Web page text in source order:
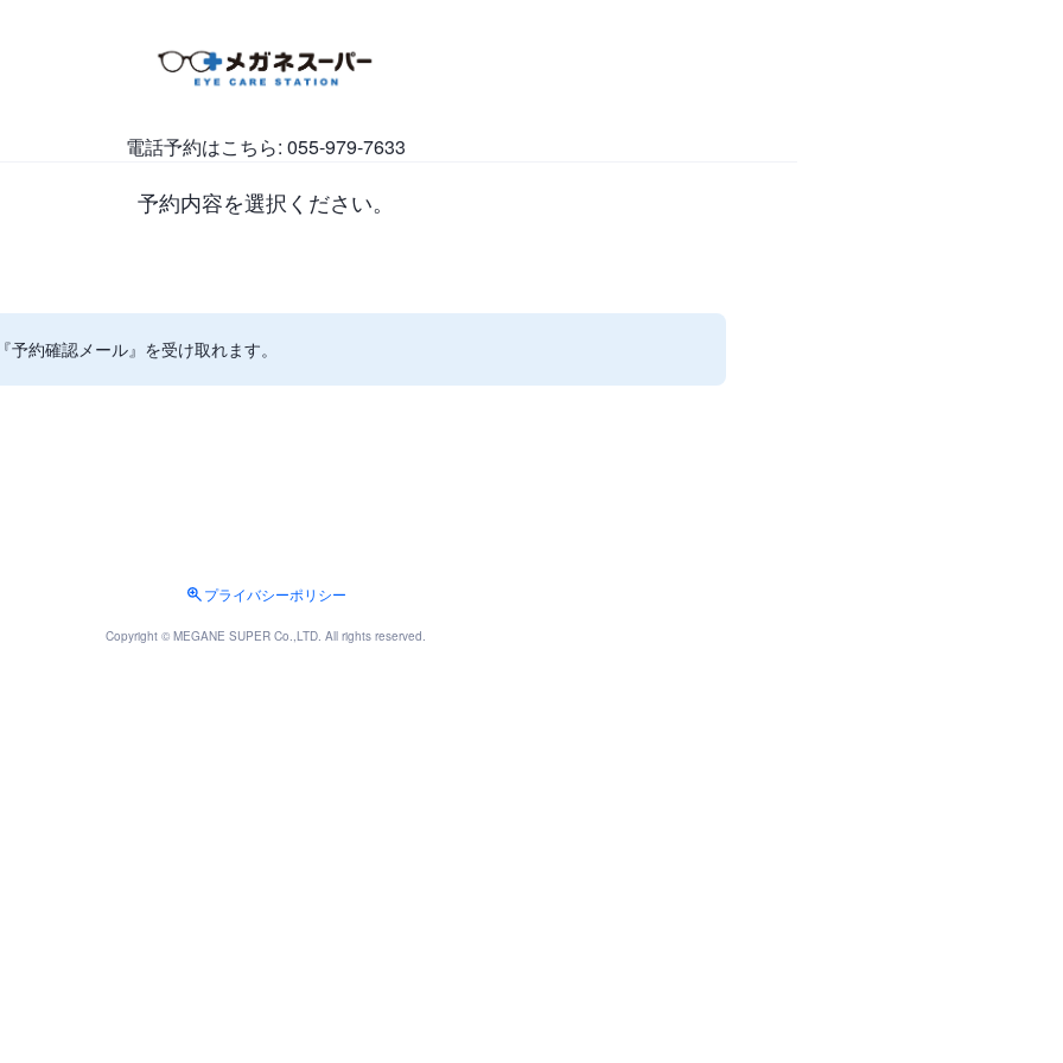
電話予約はこちら: 055-979-7633
予約内容を選択ください。
予約確認メール』を受け取れます。
プライバシーポリシー
Copyright © MEGANE SUPER Co.,LTD. All rights reserved.